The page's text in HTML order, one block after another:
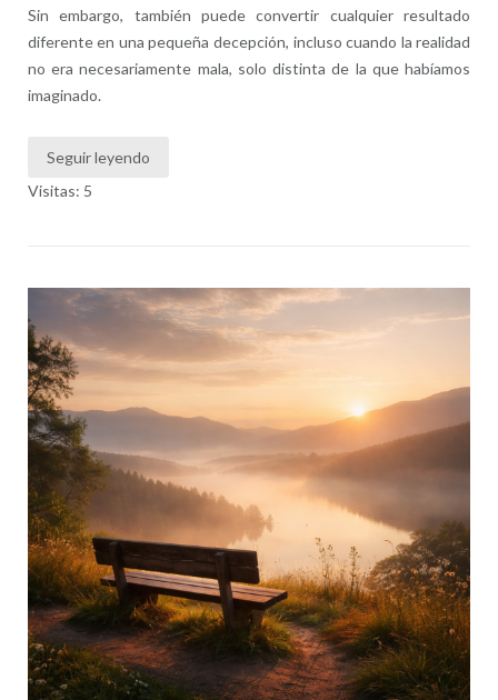
Sin embargo, también puede convertir cualquier resultado
diferente en una pequeña decepción, incluso cuando la realidad
no era necesariamente mala, solo distinta de la que habíamos
imaginado.
Seguir leyendo
Visitas: 5